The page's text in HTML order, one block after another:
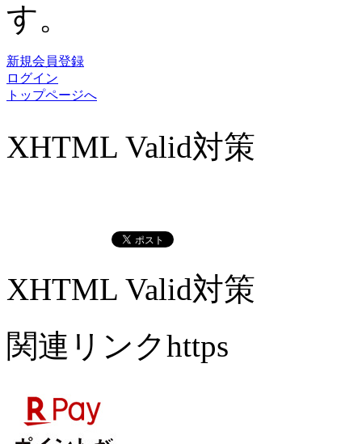
す。
新規会員登録
ログイン
トップページへ
XHTML Valid対策
XHTML Valid対策
関連リンクhttps